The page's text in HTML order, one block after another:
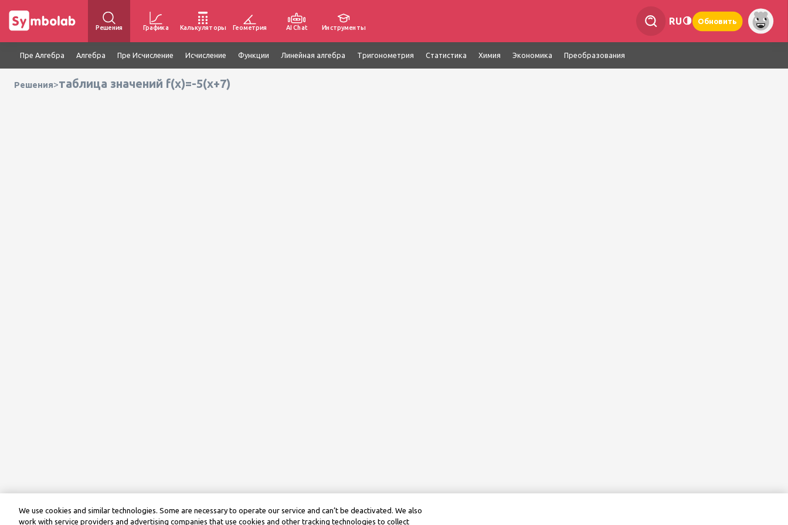
Решения Графика Калькуляторы Геометрия AI Chat Инструменты
RU Обновить
Пре Алгебра Алгебра Пре Исчисление Исчисление Функции Линейная алгебра Тригонометрия Статистика Химия Экономика Преобразования
Решения>таблица значений f(x)=-5(x+7)
We use cookies and similar technologies. Some are necessary to operate our service and can’t be deactivated. We also
work with service providers and advertising companies that use cookies and other tracking technologies to collect